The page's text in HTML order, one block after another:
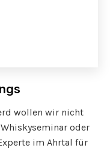
wollen wir nicht
oder
im Ahrtal für